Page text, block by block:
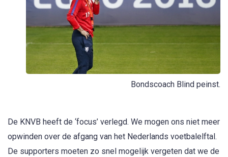
Bondscoach Blind peinst.
De KNVB heeft de ‘focus’ verlegd. We mogen ons niet meer
opwinden over de afgang van het Nederlands voetbalelftal.
De supporters moeten zo snel mogelijk vergeten dat we de